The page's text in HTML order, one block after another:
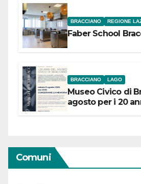
BRACCIANO REGIONE
Faber School
BRACCIANO LAGO
Museo Civico di
agosto per i 20
Comuni